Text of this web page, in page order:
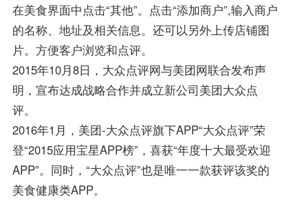
在美食界面中点击“其他”。点击“添加商户”,输入商户
的名称、地址及相关信息。还可以另外上传店铺图
片。方便客户浏览和点评。
2015年10月8日，大众点评网与美团网联合发布声
明，宣布达成战略合作并成立新公司美团大众点
评。
2016年1月，美团-大众点评旗下APP“大众点评”荣
登“2015应用宝星APP榜”，喜获“年度十大最受欢迎
APP”。同时，“大众点评”也是唯一一款获评该奖的
美食健康类APP。